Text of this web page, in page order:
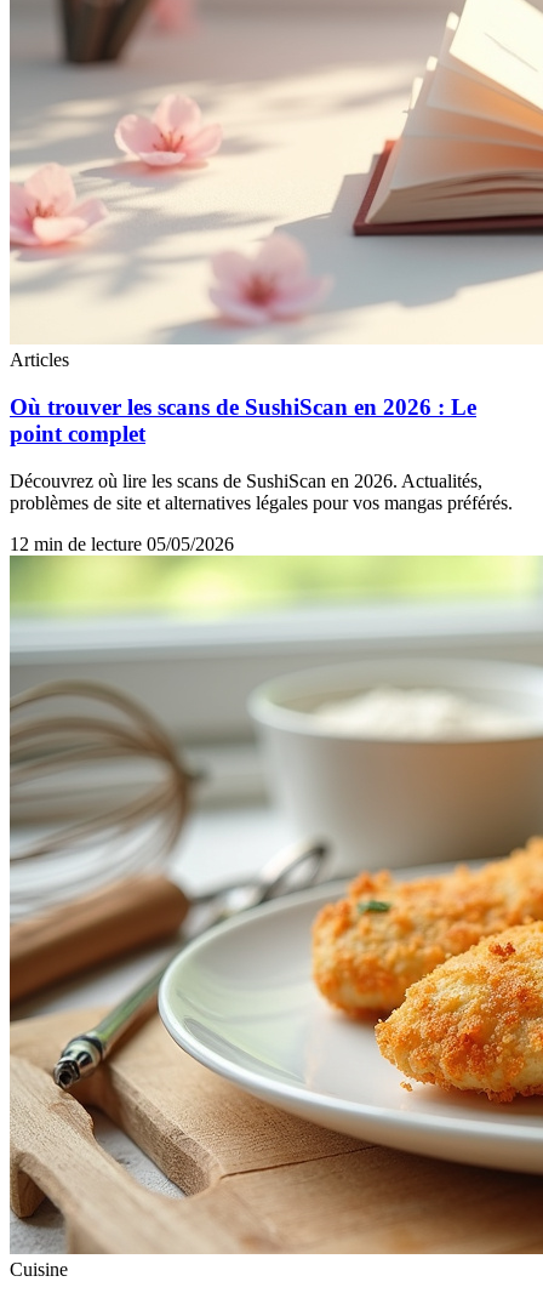
Articles
Où trouver les scans de SushiScan en 2026 : Le
point complet
Découvrez où lire les scans de SushiScan en 2026. Actualités,
problèmes de site et alternatives légales pour vos mangas préférés.
12 min de lecture 05/05/2026
Cuisine